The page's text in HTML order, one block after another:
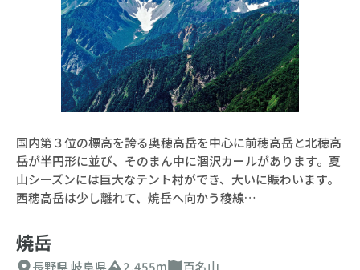
国内第３位の標高を誇る奥穂高岳を中心に前穂高岳と北穂高
岳が半円形に並び、そのまん中に涸沢カールがあります。夏
山シーズンには巨大なテント村ができ、大いに賑わいます。
西穂高岳は少し離れて、焼岳へ向かう稜線…
焼岳